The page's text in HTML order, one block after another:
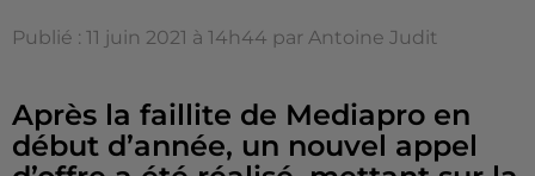
Publié : 11 juin 2021 à 14h44 par Antoine Judit
Après la faillite de Mediapro en
début d’année, un nouvel appel